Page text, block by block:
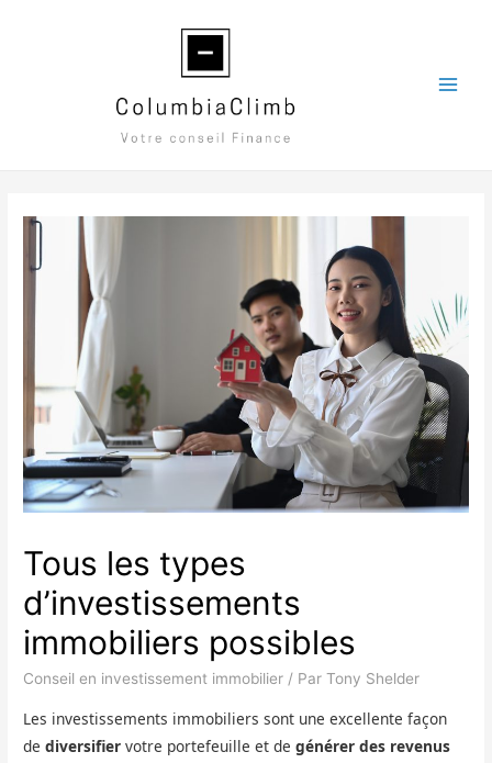
Tous les types
d’investissements
immobiliers possibles
Conseil en investissement immobilier / ParTony Shelder
Les investissements immobiliers sont une excellente façon
dediversifier votre portefeuille et degénérer des revenus